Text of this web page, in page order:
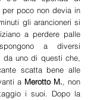
per poco non devia in
gli arancioneri si
a perdere palle
a diversi
da uno di questi che,
scatta bene alle
a Merotto M., non
i suoi. Dopo la